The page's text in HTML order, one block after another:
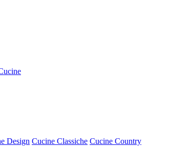
Design Cucine Classiche Cucine Country